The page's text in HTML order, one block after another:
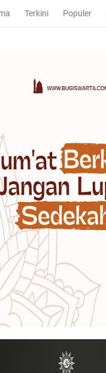
Terkini Populer